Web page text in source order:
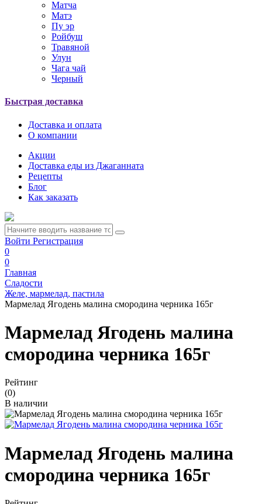
Матча
Матэ
Пу эр
Ройбуш
Травяной
Улун
Чага чай
Черный
Быстрая доставка
Доставка и оплата
О компании
Акции
Доставка еды из Джаганната
Рецепты
Блог
Как заказать
Войти Регистрация
0
0
Главная
Сладости
Желе, мармелад, пастила
Мармелад Ягодень малина смородина черника 165г
Мармелад Ягодень малина
смородина черника 165г
Рейтинг
(0)
В наличии
Мармелад Ягодень малина
смородина черника 165г